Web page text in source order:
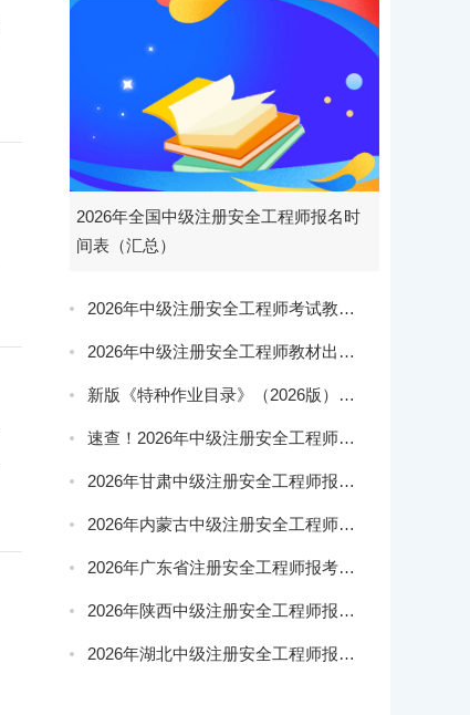
2026年全国中级注册安全工程师报名时
间表（汇总）
2026年中级注册安全工程师考试教材变化
2026年中级注册安全工程师教材出来了吗？
新版《特种作业目录》（2026版）正式发布！
速查！2026年中级注册安全工程师各省报名时间安排
2026年甘肃中级注册安全工程师报名通知
2026年内蒙古中级注册安全工程师报名通知
2026年广东省注册安全工程师报考时间：8月报名、10月开考
2026年陕西中级注册安全工程师报名通知
2026年湖北中级注册安全工程师报名通知